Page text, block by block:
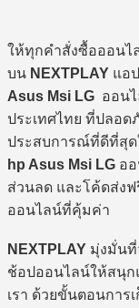
ให้ทุกคำสั่งซื้อออนไ
บน NEXTPLAY แอ
Asus Msi LG ออน
ประเทศไทย ที่ปลอด
ประสบการณ์ที่ดีที่สุด
hp Asus Msi LG อ
ส่วนลด และโค้ดส่งฟ
ออนไลน์ที่คุ้มค่า
NEXTPLAY มุ่งมั่น
ช้อปออนไลน์ให้สนุ
เรา ด้วยขั้นตอนกา